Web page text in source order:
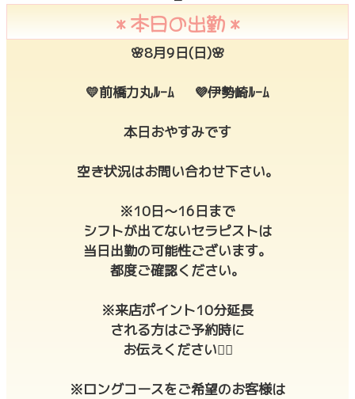
＊本日の出勤＊
🌸8月9日(日)🌸
💛前橋力丸ﾙｰﾑ 💜伊勢崎ﾙｰﾑ
本日おやすみです
空き状況はお問い合わせ下さい。
※10日〜16日まで
シフトが出てないセラピストは
当日出勤の可能性ございます。
都度ご確認ください。
※来店ポイント10分延長
される方はご予約時に
お伝えください🙇‍♀️
※ロングコースをご希望のお客様は